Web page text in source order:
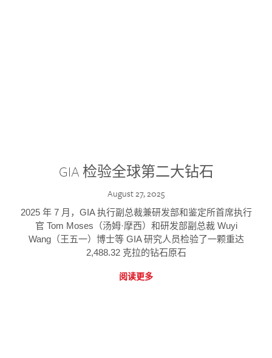
GIA 检验全球第二大钻石
August 27, 2025
2025 年 7 月，GIA 执行副总裁兼研发部和鉴定所首席执行
官 Tom Moses（汤姆·摩西）和研发部副总裁 Wuyi
Wang（王五一）博士等 GIA 研究人员检验了一颗重达
2,488.32 克拉的钻石原石
阅读更多